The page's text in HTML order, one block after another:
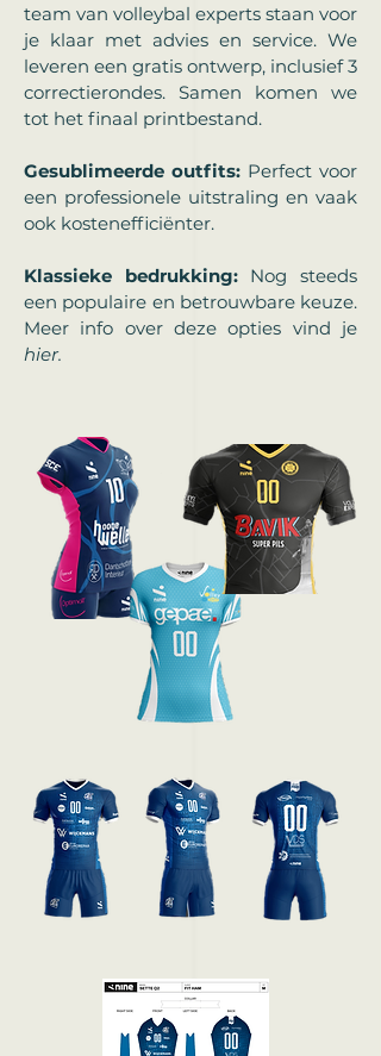
team van volleybal experts staan voor
je klaar met advies en service. We
leveren een gratis ontwerp, inclusief 3
correctierondes. Samen komen we
tot het finaal printbestand.
Gesublimeerde outfits: Perfect voor
een professionele uitstraling en vaak
ook kostenefficiënter. ​
Klassieke bedrukking:Nog steeds
een populaire en betrouwbare keuze.
Meer info over deze opties vind je
hier.